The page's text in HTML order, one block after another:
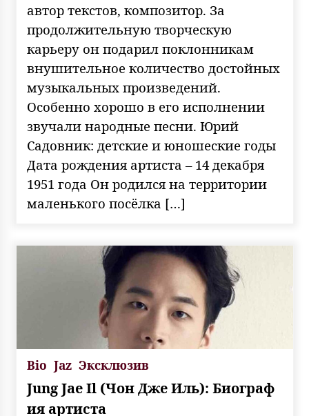
автор текстов, композитор. За
продолжительную творческую
карьеру он подарил поклонникам
внушительное количество достойных
музыкальных произведений.
Особенно хорошо в его исполнении
звучали народные песни. Юрий
Садовник: детские и юношеские годы
Дата рождения артиста – 14 декабря
1951 года Он родился на территории
маленького посёлка […]
Bio Jaz Эксклюзив
Jung Jae Il (Чон Дже Иль): Биограф
ия артиста